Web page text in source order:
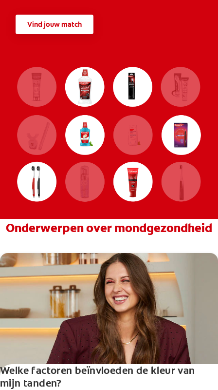
Vind jouw match
Onderwerpen over mondgezondheid
Welke factoren beïnvloeden de kleur van
mijn tanden?